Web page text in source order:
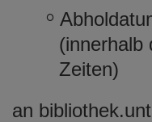
(innerhalb
Zeiten)
an